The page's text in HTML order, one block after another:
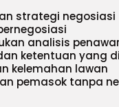
strategi negosiasi
analisis
ketentuan yang
kelemahan lawan
pemasok tanpa